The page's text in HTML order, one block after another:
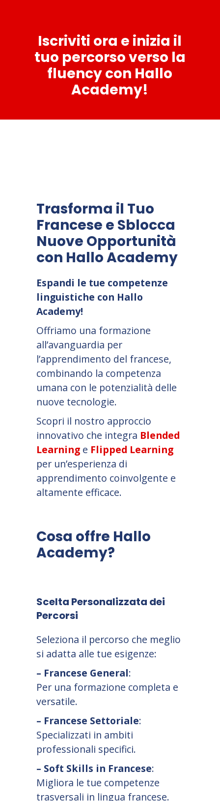
Iscriviti ora e inizia il
tuo percorso verso la
fluency con Hallo
Academy!
Trasforma il Tuo
Francese e Sblocca
Nuove Opportunità
con Hallo Academy
Espandi le tue competenze
linguistiche con Hallo
Academy!
Offriamo una formazione
all’avanguardia per
l’apprendimento del francese,
combinando la competenza
umana con le potenzialità delle
nuove tecnologie.
Scopri il nostro approccio
innovativo che integra Blended
Learning e Flipped Learning
per un’esperienza di
apprendimento coinvolgente e
altamente efficace.
Cosa offre Hallo
Academy?
Scelta Personalizzata dei
Percorsi
Seleziona il percorso che meglio
si adatta alle tue esigenze:
– Francese General:
Per una formazione completa e
versatile.
– Francese Settoriale:
Specializzati in ambiti
professionali specifici.
– Soft Skills in Francese:
Migliora le tue competenze
trasversali in lingua francese.